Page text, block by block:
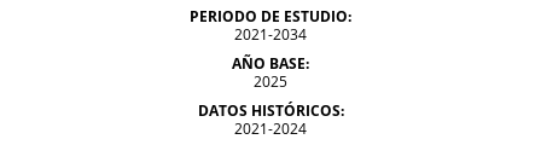
PERIODO DE ESTUDIO:
2021-2034
AÑO BASE:
2025
DATOS HISTÓRICOS:
2021-2024